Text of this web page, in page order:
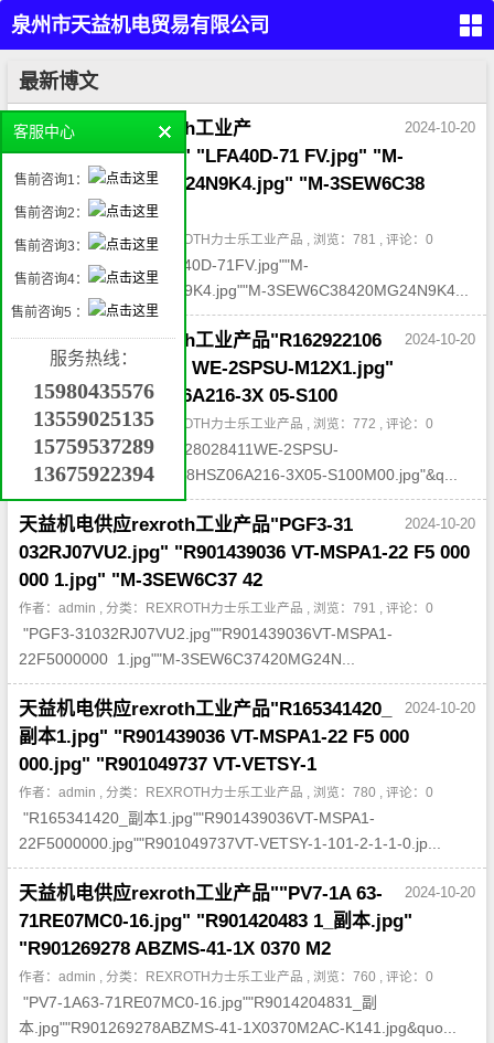
泉州市天益机电贸易有限公司
（PARKER,REXROTH,EATON
VICKERS）
留
言
本
液
品
动
产
工
动
化
品接
我
最新博文
2024-10-20
天益机电供应rexroth工业产
品"R902603434.jpg" "LFA40D-71 FV.jpg" "M-
3SED6UK14 350CG24N9K4.jpg" "M-3SEW6C38
420MG
作者：admin , 分类：REXROTH力士乐工业产品 , 浏览：781 , 评论：0
"R902603434.jpg""LFA40D-71FV.jpg""M-
3SED6UK14350CG24N9K4.jpg""M-3SEW6C38420MG24N9K4...
2024-10-20
天益机电供应rexroth工业产品"R162922106
1.jpg" "R928028411 WE-2SPSU-M12X1.jpg"
"R900555868 HSZ06A216-3X 05-S100
作者：admin , 分类：REXROTH力士乐工业产品 , 浏览：772 , 评论：0
"R1629221061.jpg""R928028411WE-2SPSU-
M12X1.jpg""R900555868HSZ06A216-3X05-S100M00.jpg"&q...
2024-10-20
天益机电供应rexroth工业产品"PGF3-31
032RJ07VU2.jpg" "R901439036 VT-MSPA1-22 F5 000
000 1.jpg" "M-3SEW6C37 42
作者：admin , 分类： REXROTH力士乐工业产品 , 浏览：791 , 评论：0
"PGF3-31032RJ07VU2.jpg""R901439036VT-MSPA1-
22F5000000 1.jpg""M-3SEW6C37420MG24N...
2024-10-20
天益机电供应rexroth工业产品"R165341420_
副本1.jpg" "R901439036 VT-MSPA1-22 F5 000
000.jpg" "R901049737 VT-VETSY-1
作者：admin , 分类： REXROTH力士乐工业产品 , 浏览：780 , 评论：0
"R165341420_副本1.jpg""R901439036VT-MSPA1-
22F5000000.jpg""R901049737VT-VETSY-1-101-2-1-1-0.jp...
2024-10-20
天益机电供应rexroth工业产品""PV7-1A 63-
71RE07MC0-16.jpg" "R901420483 1_副本.jpg"
"R901269278 ABZMS-41-1X 0370 M2
作者：admin , 分类： REXROTH力士乐工业产品 , 浏览：760 , 评论：0
"PV7-1A63-71RE07MC0-16.jpg""R9014204831_副
本.jpg""R901269278ABZMS-41-1X0370M2AC-K141.jpg&quo...
客服中心
售前咨询1：
售前咨询2：
售前咨询3：
售前咨询4：
售前咨询5 ：
服务热线：
15980435576
13559025135
15759537289
13675922394